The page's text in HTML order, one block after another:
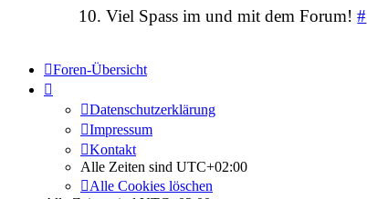
10. Viel Spass im und mit dem Forum!#
Foren-Übersicht
Datenschutzerklärung
Impressum
Kontakt
Alle Zeiten sind UTC+02:00
Alle Cookies löschen